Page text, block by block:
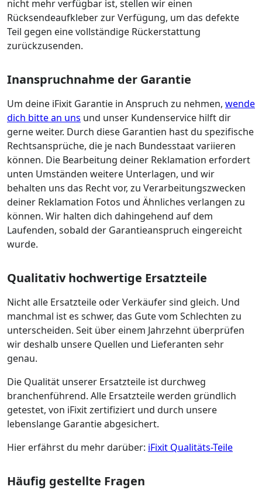
nicht mehr verfügbar ist, stellen wir einen
Rücksendeaufkleber zur Verfügung, um das defekte
Teil gegen eine vollständige Rückerstattung
zurückzusenden.
Inanspruchnahme der Garantie
Um deine iFixit Garantie in Anspruch zu nehmen, wende
dich bitte an uns und unser Kundenservice hilft dir
gerne weiter. Durch diese Garantien hast du spezifische
Rechtsansprüche, die je nach Bundesstaat variieren
können. Die Bearbeitung deiner Reklamation erfordert
unten Umständen weitere Unterlagen, und wir
behalten uns das Recht vor, zu Verarbeitungszwecken
deiner Reklamation Fotos und Ähnliches verlangen zu
können. Wir halten dich dahingehend auf dem
Laufenden, sobald der Garantieanspruch eingereicht
wurde.
Qualitativ hochwertige Ersatzteile
Nicht alle Ersatzteile oder Verkäufer sind gleich. Und
manchmal ist es schwer, das Gute vom Schlechten zu
unterscheiden. Seit über einem Jahrzehnt überprüfen
wir deshalb unsere Quellen und Lieferanten sehr
genau.
Die Qualität unserer Ersatzteile ist durchweg
branchenführend. Alle Ersatzteile werden gründlich
getestet, von iFixit zertifiziert und durch unsere
lebenslange Garantie abgesichert.
Hier erfährst du mehr darüber: iFixit Qualitäts-Teile
Häufig gestellte Fragen